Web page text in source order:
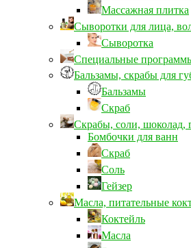
Массажная плитка
Сыворотки для лица,
Сыворотка
Специальные
Бальзамы, скрабы для
Бальзамы
Скраб
Скрабы, соли, шоколад,
Бомбочки для ванн
Скраб
Соль
Гейзер
Масла, питательные
Коктейль
Масла